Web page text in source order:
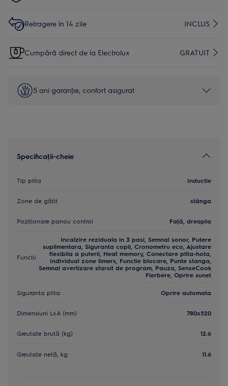
Retragere în 14 zile INCLUS
Cumpără direct de la Electrolux GRATUIT
5 ani garanţie, confort asigurat
Specificaţii-cheie
Tip plita Inductie
Zone de gătit stânga
Poziţionare panou control Faţă, dreapta
Functii
Incalzire reziduala in 3 pasi, Semnal sonor, Putere
suplimentara, Siguranta copii, Cronometru eco, Ajustare
flexibila a puterii, Heat memory, Conectare plita-hota,
Individual zone timers, Functie blocare, Punte stanga,
Semnal avertizare sfarsit de program, Pauza, SenseCook
Fierbere, Oprire sunet
Siguranta plita Oprire automata
Dimensiuni LxA (mm) 780x520
Greutate brută (kg) 12.6
Greutate netă, kg 11.6